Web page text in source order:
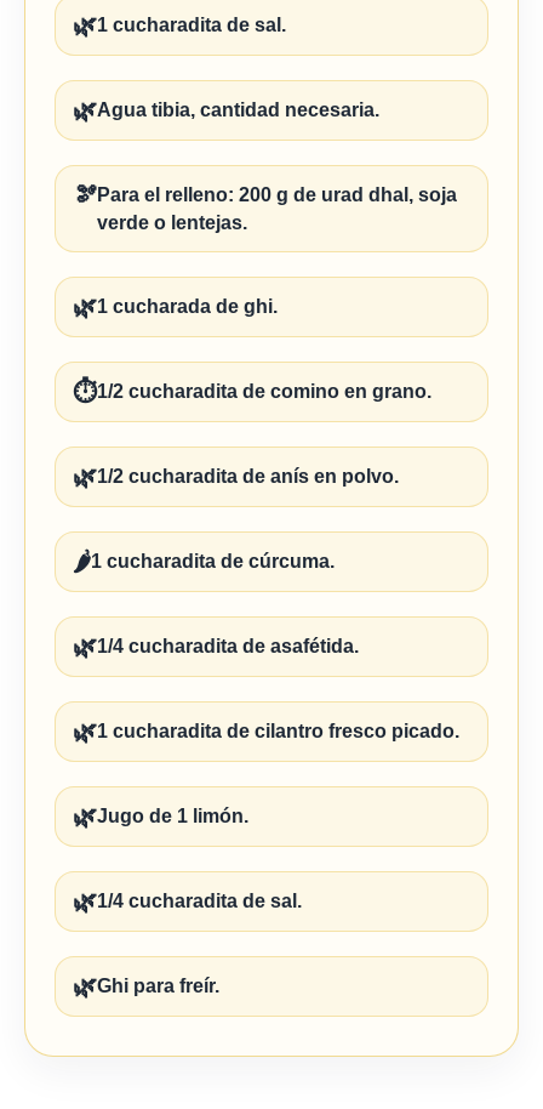
🌿1 cucharadita de sal.
🌿Agua tibia, cantidad necesaria.
🫘Para el relleno: 200 g de urad dhal, soja
verde o lentejas.
🌿1 cucharada de ghi.
⏱️1/2 cucharadita de comino en grano.
🌿1/2 cucharadita de anís en polvo.
🌶️1 cucharadita de cúrcuma.
🌿1/4 cucharadita de asafétida.
🌿1 cucharadita de cilantro fresco picado.
🌿Jugo de 1 limón.
🌿1/4 cucharadita de sal.
🌿Ghi para freír.